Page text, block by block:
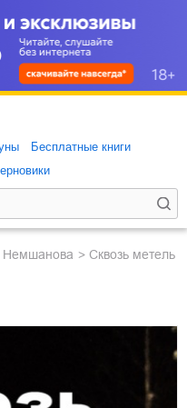
Бесплатные книги
Немшанова Сквозь метель